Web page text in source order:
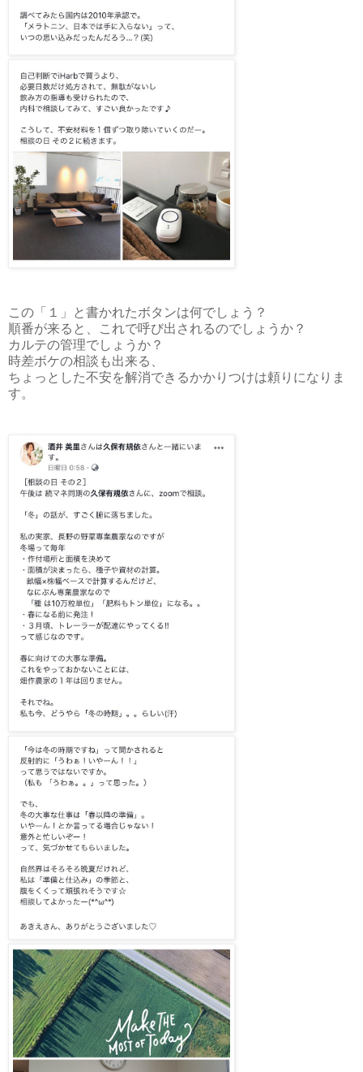
この「１」と書かれたボタンは何でしょう？
順番が来ると、これで呼び出されるのでしょうか？
カルテの管理でしょうか？
時差ボケの相談も出来る、
ちょっとした不安を解消できるかかりつけは頼りになりま
す。